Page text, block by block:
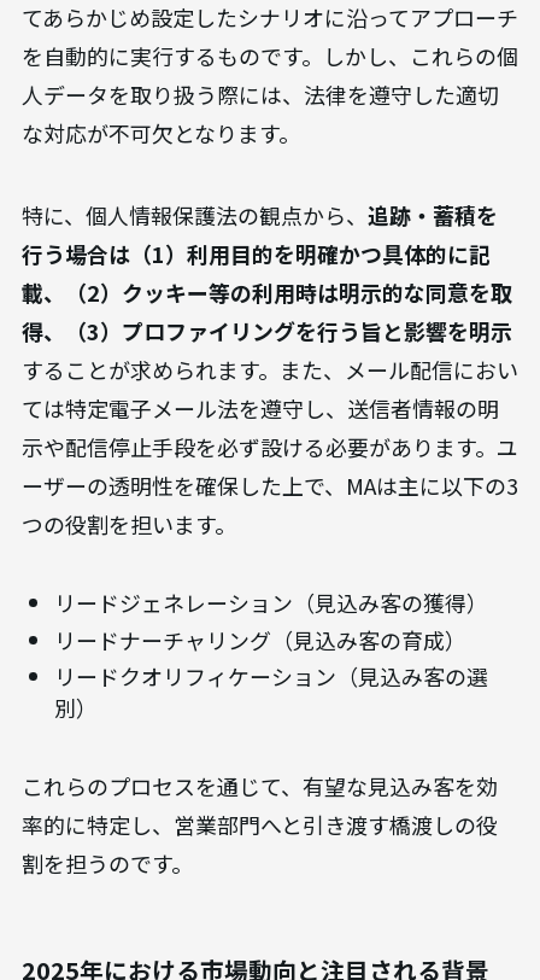
てあらかじめ設定したシナリオに沿ってアプローチ
を自動的に実行するものです。しかし、これらの個
人データを取り扱う際には、法律を遵守した適切
な対応が不可欠となります。
特に、個人情報保護法の観点から、 追跡・蓄積を
行う場合は（1）利用目的を明確かつ具体的に記
載、（2）クッキー等の利用時は明示的な同意を取
得、（3）プロファイリングを行う旨と影響を明示
することが求められます。また、メール配信におい
ては特定電子メール法を遵守し、送信者情報の明
示や配信停止手段を必ず設ける必要があります。ユ
ーザーの透明性を確保した上で、MAは主に以下の3
つの役割を担います。
リードジェネレーション（見込み客の獲得）
リードナーチャリング（見込み客の育成）
リードクオリフィケーション（見込み客の選
別）
これらのプロセスを通じて、有望な見込み客を効
率的に特定し、営業部門へと引き渡す橋渡しの役
割を担うのです。
2025年における市場動向と注目される背景